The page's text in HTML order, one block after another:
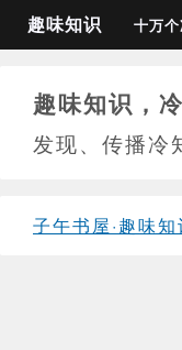
趣味知识 十万
趣味知识，
发现、传播冷
子午书屋·趣味知